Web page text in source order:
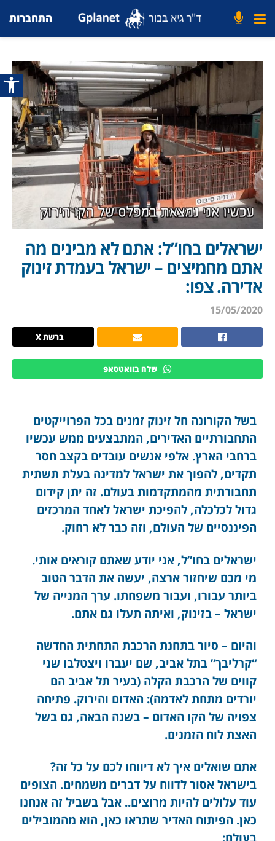
פתח
התחברות
ישראלים בחו”ל: אתם לא מבינים מה
אתם מחמיצים – ישראל בעמדת זינוק
אדירה. צפו:
15/05/2020
ברשת X
שלח בוואטסאפ
בשל הקורונה חל זינוק זמנים בכל הפרוייקטים
התחבורתיים האדירים, המתבצעים ממש עכשיו
ברחבי הארץ. אלפי אנשים עובדים בקצב חסר
תקדים, להפוך את ישראל למדינה בעלת תשתית
תחבורתית מהמתקדמות בעולם. זה יתן קידום
גדול לכלכלה, להפיכת ישראל לאחד המרכזים
הפיננסיים של העולם, וזה כבר לא רחוק.
ישראלים בחו”ל, אני יודע שאתם קוראים אותי.
מי מכם שיחזור ארצה, יעשה את הדבר הטוב
ביותר עבורו, ועבור משפחתו. ערך המנייה של
ישראל – בזינוק, ואיתה תעלו גם אתם.
והיום – סיור בתחנת הרכבת התחתית החדשה
“קרליבך” בתל אביב, שם יעברו ויצטלבו שני
קווים של הרכבת הקלה (בעיר תל אביב הם
יורדים מתחת לאדמה): האדום והירוק. פתיחה
צפויה של הקו האדום – בשנה הבאה, גם בשל
האצת לוח הזמנים.
אתם שואלים איך לא דיווחו לכם על כל זה?
בישראל אסור לדווח על דברים משמחים. הצופים
עוד עלולים להיות מרוצים.. אבל בשביל זה אנחנו
כאן. הפיתוח האדיר שתראו כאן, הוא מהמובילים
בעולם: